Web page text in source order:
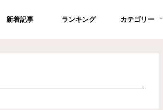
新着記事 ランキング カテゴリー